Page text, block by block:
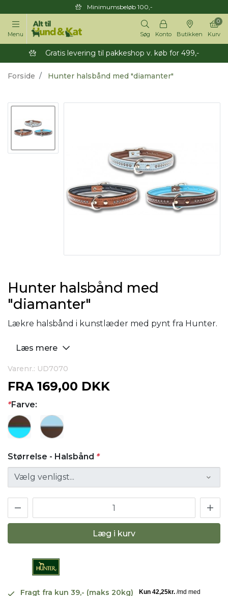
Minimumsbeløb 100,-
Menu Søg Konto Butikken Kurv
0
Gratis levering til pakkeshop v. køb for 499,-
Forside Hunter halsbånd med "diamanter"
Hunter halsbånd med
"diamanter"
Lækre halsbånd i kunstlæder med pynt fra Hunter.
Læs mere
Varenr.: UD7070
FRA 169,00 DKK
*Farve:
Størrelse - Halsbånd *
Læg i kurv
Fragt fra kun 39,- (maks 20kg)